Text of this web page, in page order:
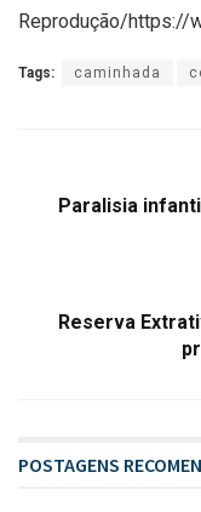
Reprodução/https://
Tags: caminhada
Paralisia
Reserva
POSTAGENS